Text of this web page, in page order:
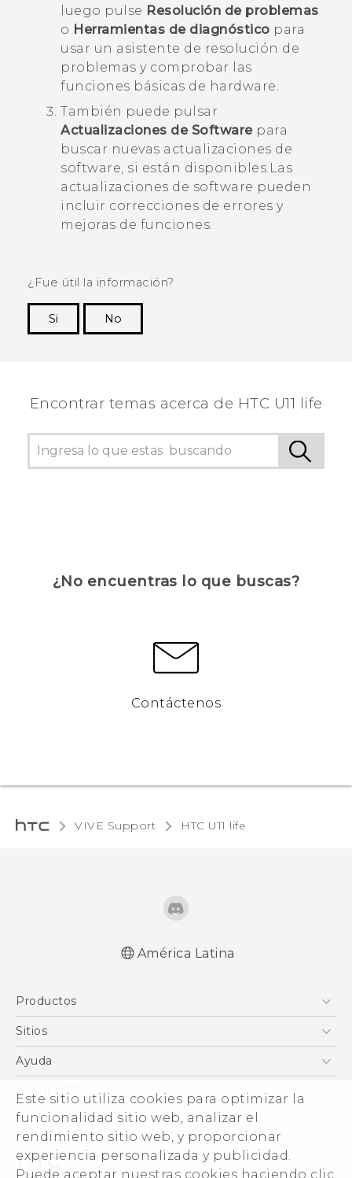
Este sitio utiliza cookies para optimizar la
funcionalidad sitio web, analizar el
rendimiento sitio web, y proporcionar
experiencia personalizada y publicidad.
Puede aceptar nuestras cookies haciendo clic
luego pulse Resolución de problemas
o Herramientas de diagnóstico para
usar un asistente de resolución de
problemas y comprobar las
funciones básicas de hardware.
También puede pulsar
Actualizaciones de Softwarepara
buscar nuevas actualizaciones de
software, si están disponibles. Las
actualizaciones de software pueden
incluir correcciones de errores y
mejoras de funciones.
¿Fue útil la información?
Si
No
Encontrar temas acerca de HTC U11 life
¿No encuentras lo que buscas?
Contáctenos
VIVE Support HTC U11 life‎
English - User manual
América Latina
Productos
5G
EXODUS
VIVE
VIVEPORT
Sitios
HTC Desarrollo
VIVE
Ayuda
About HTC
ESG
Seguridad del producto
Inversores (Inglés)